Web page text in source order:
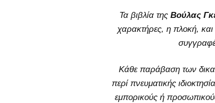
Τα βιβλία της Βούλας
χαρακτήρες, η πλοκή, και
Κάθε παράβαση των
περί πνευματικής
εμπορικούς ή